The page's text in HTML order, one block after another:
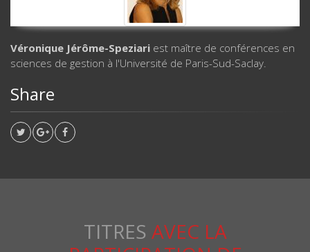
Véronique Jérôme-Speziari est maître de conférences en
sciences de gestion à l'Université de Paris-Sud-Saclay.
Share
TITRES AVEC LA